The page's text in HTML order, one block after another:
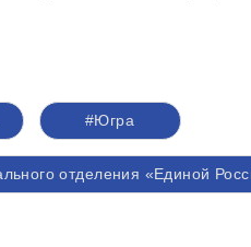
#Югра
отделения «Единой